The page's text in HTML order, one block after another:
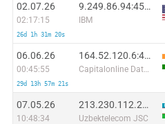
02.07.26
02:17:15
26d 1h 31m 20s
9.249.86.94:45016
IBM
06.06.26
00:45:55
29d 13h 57m 21s
164.52.120.6:46548
Capitalonline Data Service (HK) Co
07.05.26
10:48:34
213.230.112.237
Uzbektelecom JSC